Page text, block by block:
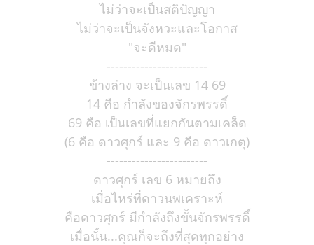
ไม่ว่าจะเป็นสติปัญญา
ไม่ว่าจะเป็นจังหวะและโอกาส
"จะดีหมด"
------------------------
ข้างล่าง จะเป็นเลข 14 69
14 คือ กำลังของจักรพรรดิ์
69 คือ เป็นเลขที่แยกกันตามเคล็ด
(6 คือ ดาวศุกร์ และ 9 คือ ดาวเกตุ)
------------------------
ดาวศุกร์ เลข 6 หมายถึง
เมื่อไหร่ที่ดาวนพเคราะห์
คือดาวศุกร์ มีกำลังถึงขั้นจักรพรรดิ์
เมื่อนั้น...คุณก็จะถึงที่สุดทุกอย่าง